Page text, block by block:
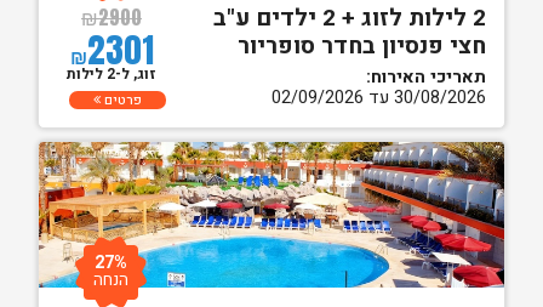
2 לילות לזוג + 2 ילדים ע"ב
חצי פנסיון בחדר סופריור
תאריכי האירוח:
30/08/2026 עד 02/09/2026
₪2900
₪2301
זוג, ל-2 לילות
פרטים
27%
הנחה